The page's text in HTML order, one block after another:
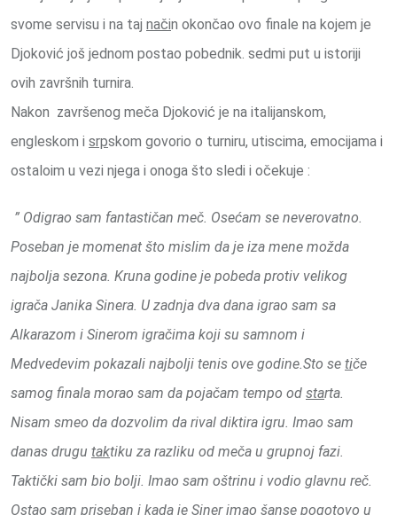
svome servisu i na taj način okončao ovo finale na kojem je
Djoković još jednom postao pobednik. sedmi put u istoriji
ovih završnih turnira.
Nakon završenog meča Djoković je na italijanskom,
engleskom i srpskom govorio o turniru, utiscima, emocijama i
ostaloim u vezi njega i onoga što sledi i očekuje :
” Odigrao sam fantastičan meč. Osećam se neverovatno.
Poseban je momenat što mislim da je iza mene možda
najbolja sezona. Kruna godine je pobeda protiv velikog
igrača Janika Sinera. U zadnja dva dana igrao sam sa
Alkarazom i Sinerom igračima koji su samnom i
Medvedevim pokazali najbolji tenis ove godine.Sto se tiče
samog finala morao sam da pojačam tempo od starta.
Nisam smeo da dozvolim da rival diktira igru. Imao sam
danas drugu taktiku za razliku od meča u grupnoj fazi.
Taktički sam bio bolji. Imao sam oštrinu i vodio glavnu reč.
Ostao sam priseban i kada je Siner imao šanse pogotovo u